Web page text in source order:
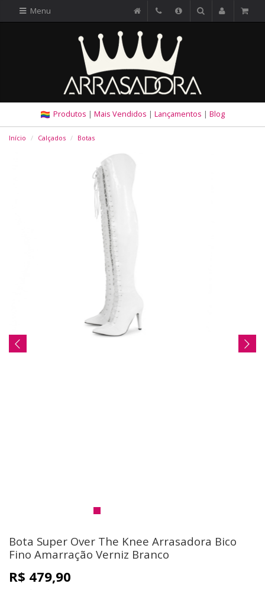
Menu
Produtos | Mais Vendidos | Lançamentos | Blog
Início Calçados Botas
Bota Super Over The Knee Arrasadora Bico
Fino Amarração Verniz Branco
R$ 479,90